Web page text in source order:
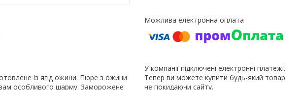
із ягід ожини. Пюре з ожини
особливого шарму. Заморожене
У компанії підключені електронні платежі.
Тепер ви можете купити будь-який товар
не покидаючи сайту.